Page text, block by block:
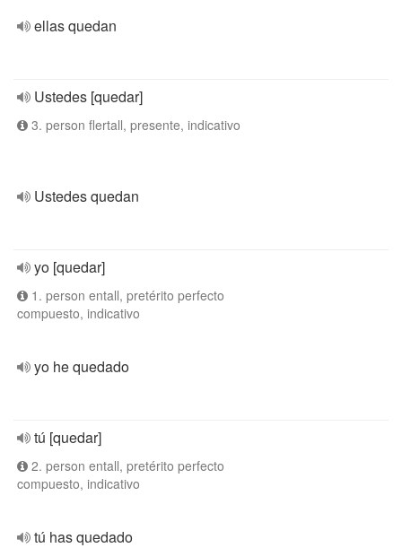
ellas quedan
Ustedes [quedar]
3. person flertall, presente, indicativo
Ustedes quedan
yo [quedar]
1. person entall, pretérito perfecto
compuesto, indicativo
yo he quedado
tú [quedar]
2. person entall, pretérito perfecto
compuesto, indicativo
tú has quedado